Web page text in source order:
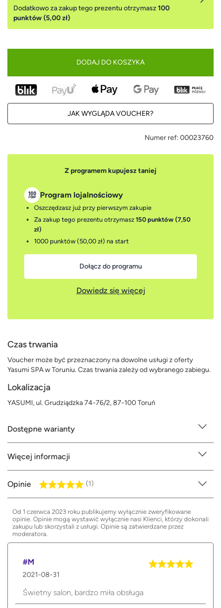
Dodatkowo za zakup tego prezentu otrzymasz100
punktów (5,00 zł)
DODAJ DO KOSZYKA
JAK WYGLĄDA VOUCHER?
Numer ref: 00023760
Z programem kupujesz taniej
Program lojalnościowy
Oszczędzasz już przy pierwszym zakupie
Za zakup tego prezentu otrzymasz 150 punktów (7,50
zł)
1000 punktów (50,00 zł) na start
Dołącz do programu
Dowiedz się więcej
Czas trwania
Voucher może być przeznaczony na dowolne usługi z oferty
Yasumi SPA w Toruniu. Czas trwania zależy od wybranego zabiegu.
Lokalizacja
YASUMI, ul. Grudziądzka 74-76/2, 87-100 Toruń
Dostępne warianty
Więcej informacji
Opinie (1)
Od 1 czerwca 2023 roku publikujemy wyłącznie zweryfikowane
opinie. Opinie mogą wystawić wyłącznie nasi Klienci, którzy dokonali
zakupu lub skorzystali z usługi. Opinie są zatwierdzane przez
moderatora.
#M
2021-08-31
Świetny salon, bardzo miła obsługa